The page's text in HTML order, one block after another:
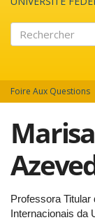
Foire Aux Questions
Professora
Internacionais da